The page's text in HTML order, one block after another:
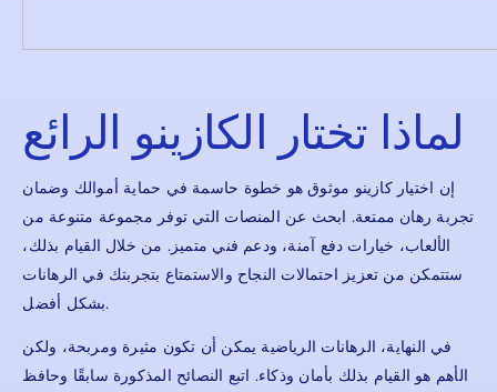
لماذا تختار الكازينو الرائع
إن اختيار كازينو موثوق هو خطوة حاسمة في حماية أموالك وضمان
تجربة رهان ممتعة. ابحث عن المنصات التي توفر مجموعة متنوعة من
الألعاب، خيارات دفع آمنة، ودعم فني متميز. من خلال القيام بذلك،
ستتمكن من تعزيز احتمالات النجاح والاستمتاع بتجربتك في الرهانات
بشكل أفضل.
في النهاية، الرهانات الرياضية يمكن أن تكون مثيرة ومربحة، ولكن
الأهم هو القيام بذلك بأمان وذكاء. اتبع النصائح المذكورة سابقًا وحافظ